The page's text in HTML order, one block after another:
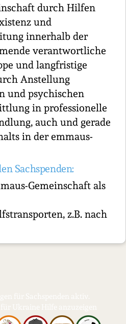
durch Hilfen
und
innerhalb der
verantwortliche
und langfristige
Anstellung
und psychischen
in professionelle
auch und gerade
in der emmaus-
Sachspenden:
Gemeinschaft als
z.B. nach